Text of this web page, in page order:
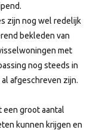
zijn nog wel redelijk
bekleden van
met
nog steeds in
afgeschreven zijn.
een groot aantal
kunnen krijgen en